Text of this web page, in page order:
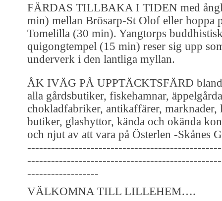
FÄRDAS TILLBAKA I TIDEN med
min) mellan Brösarp-St Olof eller hoppa
Tomelilla (30 min). Yangtorps
quigongtempel (15 min) reser sig upp
underverk i den lantliga myllan.
ÅK IVÄG PÅ UPPTÄCKTSFÄRD bland
alla gårdsbutiker, fiskehamnar,
chokladfabriker, antikaffärer, marknader,
butiker, glashyttor, kända och okända
och njut av att vara på Österlen -Skånes
------------------
VÄLKOMNA TILL LILLEHEM….